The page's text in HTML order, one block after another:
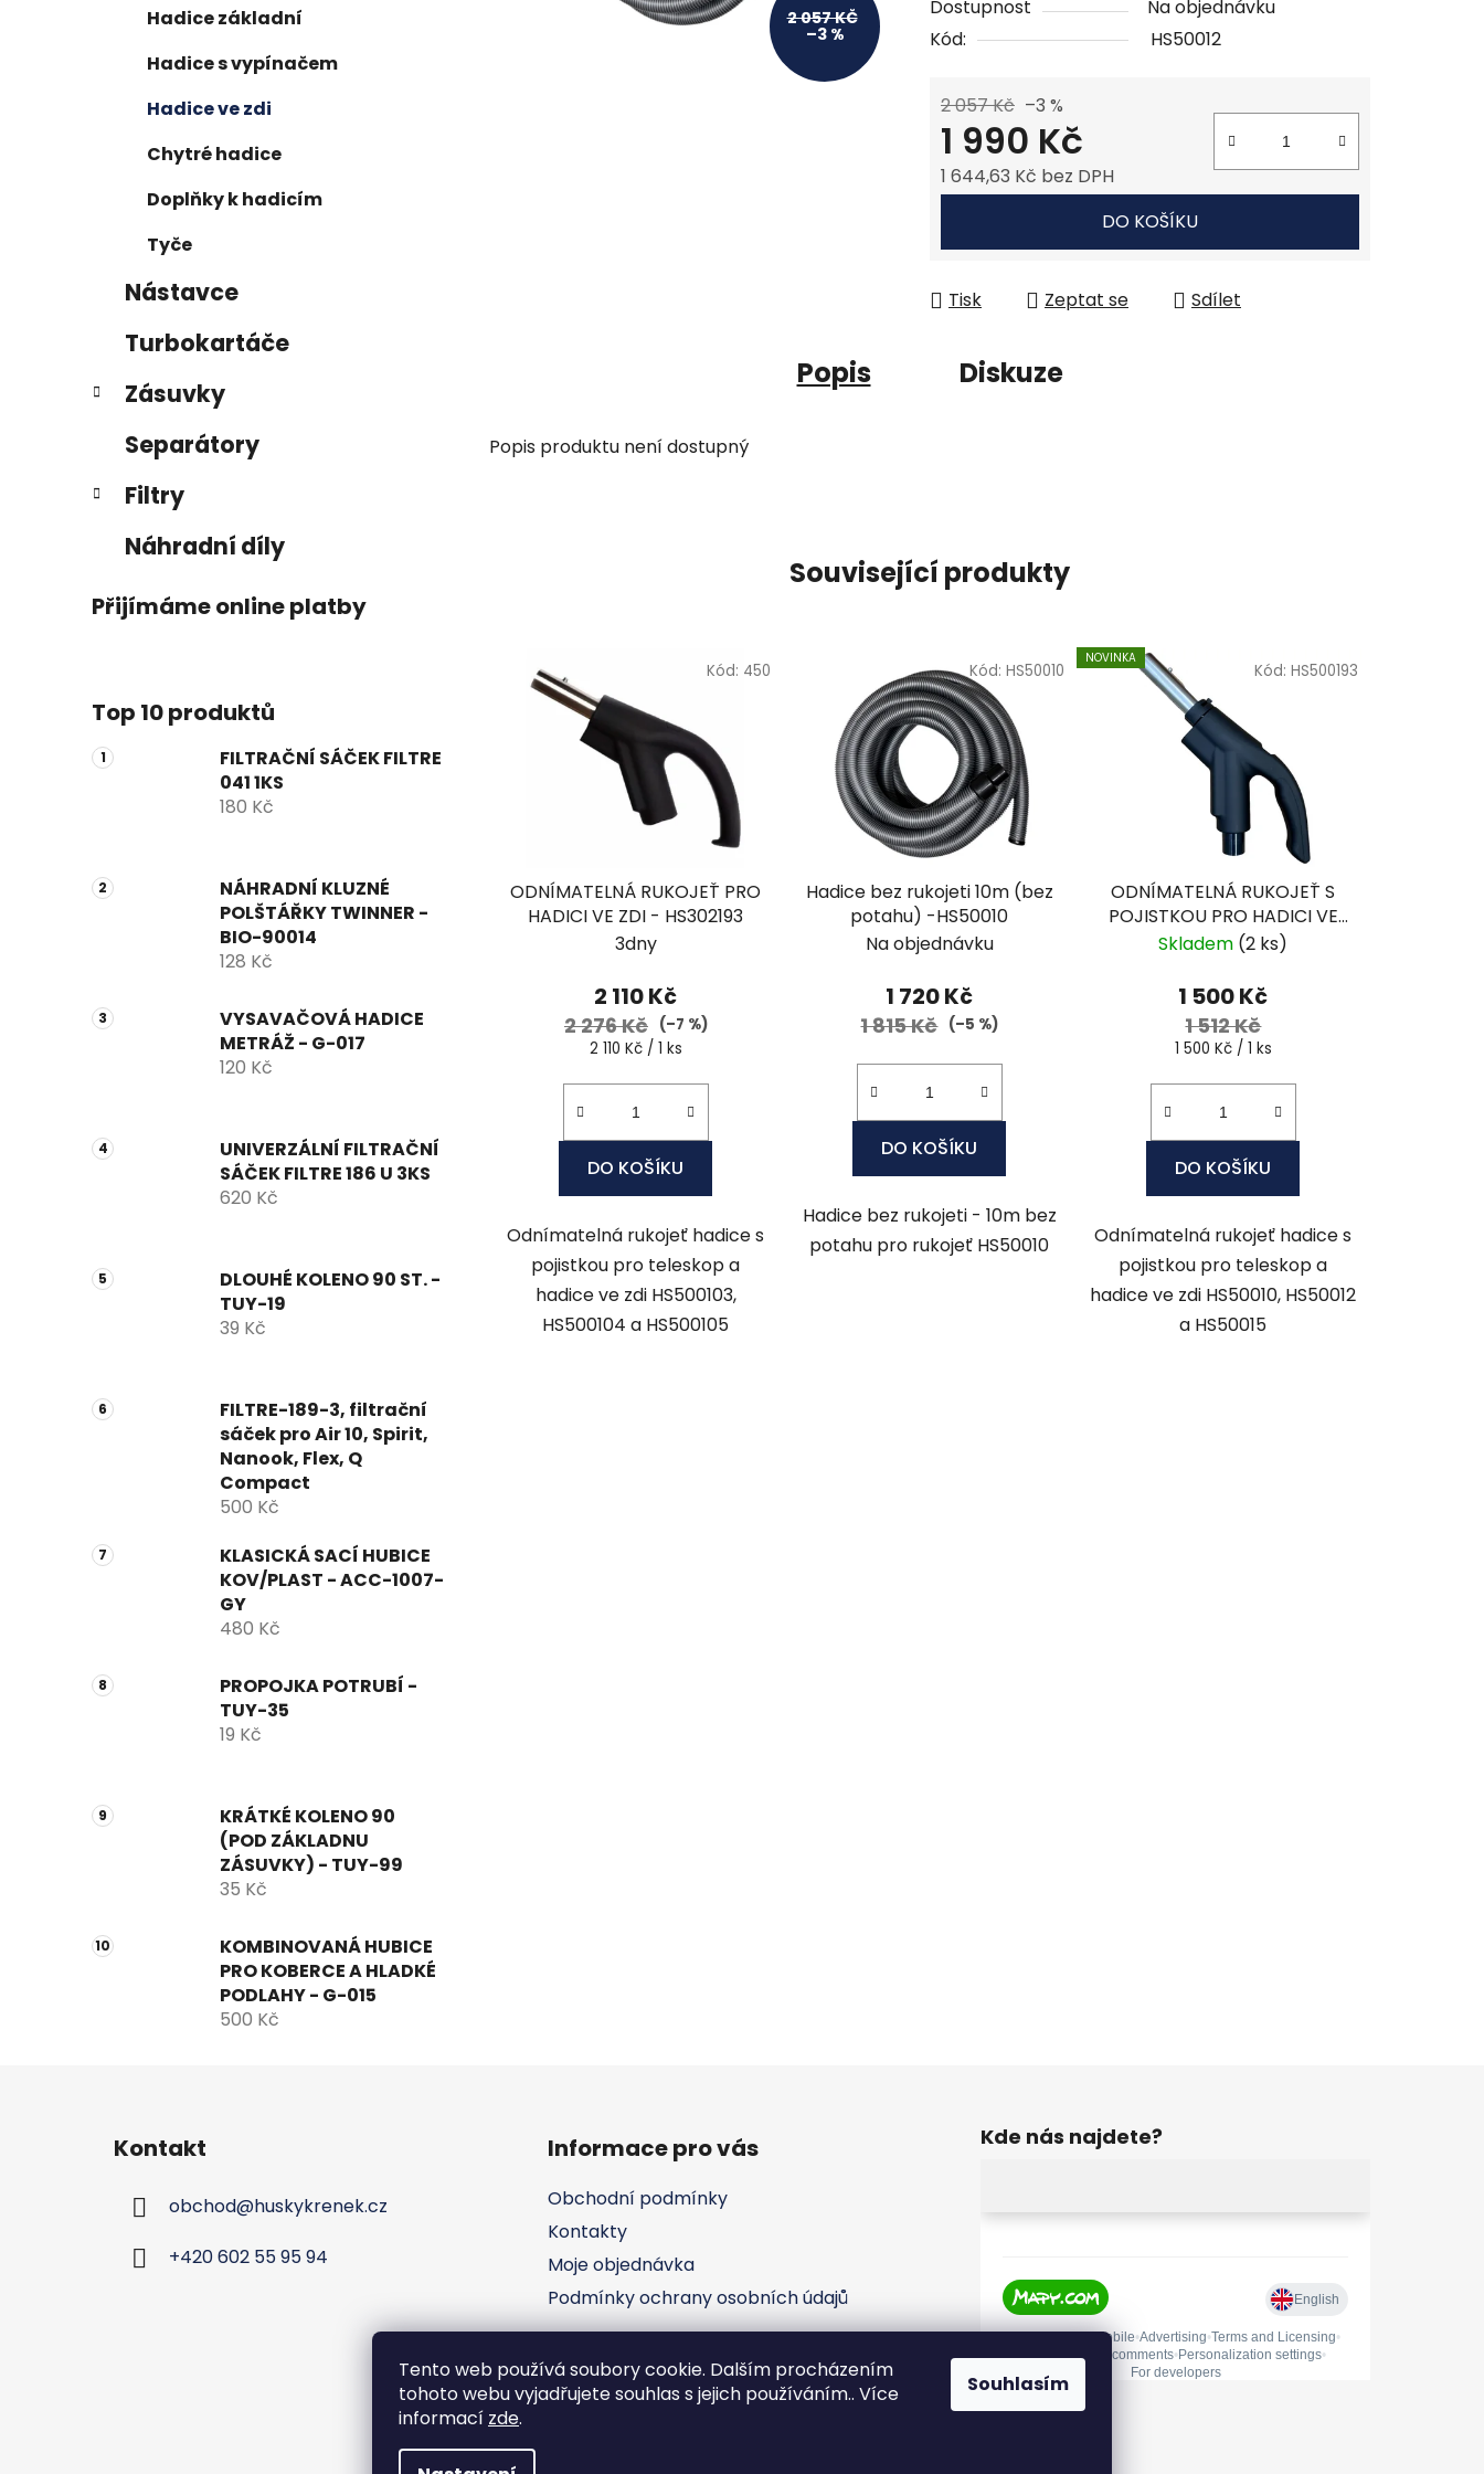
Tento web používá soubory cookie. Dalším procházením
tohoto webu vyjadřujete souhlas s jejich používáním.. Více
informací zde.
Souhlasím
Hadice základní
Hadice s vypínačem
Hadice ve zdi
Chytré hadice
Doplňky k hadicím
Tyče
Nástavce
Turbokartáče
Zásuvky
Separátory
Filtry
Náhradní díly
Přijímáme online platby
Top 10 produktů
FILTRAČNÍ SÁČEK FILTRE
041 1KS
180 Kč
NÁHRADNÍ KLUZNÉ
POLŠTÁŘKY TWINNER -
BIO-90014
128 Kč
VYSAVAČOVÁ HADICE
METRÁŽ - G-017
120 Kč
UNIVERZÁLNÍ FILTRAČNÍ
SÁČEK FILTRE 186 U 3KS
620 Kč
DLOUHÉ KOLENO 90 ST. -
TUY-19
39 Kč
FILTRE-189-3, filtrační
sáček pro Air 10, Spirit,
Nanook, Flex, Q
Compact
500 Kč
KLASICKÁ SACÍ HUBICE
KOV/PLAST - ACC-1007-
GY
480 Kč
PROPOJKA POTRUBÍ -
TUY-35
19 Kč
KRÁTKÉ KOLENO 90
(POD ZÁKLADNU
ZÁSUVKY) - TUY-99
35 Kč
KOMBINOVANÁ HUBICE
PRO KOBERCE A HLADKÉ
PODLAHY - G-015
500 Kč
Dostupnost
Na objednávku
Kód:
HS50012
2 057 Kč –3 %
1 990 Kč
1 644,63 Kč bez DPH
DO KOŠÍKU
Tisk Zeptat se Sdílet
2 057 KČ
–3 %
Popis Diskuze
Popis produktu není dostupný
Související produkty
ODNÍMATELNÁ RUKOJEŤ PRO
HADICI VE ZDI - HS302193
3dny
2 110 Kč
2 276 Kč (–7 %)
Měrná
2 110 Kč / 1 ks
DO KOŠÍKU
Odnímatelná rukojeť hadice s
pojistkou pro teleskop a
hadice ve zdi HS500103,
HS500104 a HS500105
Kód: 450
Hadice bez rukojeti 10m (bez
potahu) -HS50010
Na objednávku
1 720 Kč
1 815 Kč (–5 %)
DO KOŠÍKU
Hadice bez rukojeti - 10m bez
potahu pro rukojeť HS50010
Kód: HS50010
NOVINKA
ODNÍMATELNÁ RUKOJEŤ S
POJISTKOU PRO HADICI VE
ZDI - HS500193
Skladem (2 ks)
1 500 Kč
1 512 Kč
Měrná
1 500 Kč / 1 ks
DO KOŠÍKU
Odnímatelná rukojeť hadice s
pojistkou pro teleskop a
hadice ve zdi HS50010, HS50012
a HS50015
Kód: HS500193
Kontakt
obchod@huskykrenek.cz
+420 602 55 95 94
Informace pro vás
Obchodní podmínky
Kontakty
Moje objednávka
Podmínky ochrany osobních údajů
Kde nás najdete?